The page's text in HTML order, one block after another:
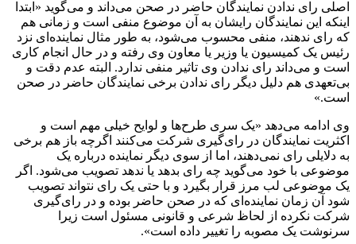
اصلی رای ندادن نمایندگان حاضر در صحن می‌داند و می‌گوید «ابتدا
اینکه این نمایندگان رایشان به آن موضوع منفی است و زمانی هم
که رای ندهند، منفی محسوب می‌شود، به طور مثال نماینده‌ای نزد
رئیس یک کمیسیون یا وزیر یا معاون وی رفته و در حال انجام کاری
است و می‌داند رای ندادن وی تاثیر منفی ندارد. البته عدم دقت و
بی‌تعهدی هم دلیل دیگر رای ندادن برخی نمایندگان حاضر در صحن
است.»
وی ادامه می‌دهد «یک سری طرح‌ها و لوایح خیلی مهم است و
اکثریت نمایندگان در رای‌گیری شرکت می‌کنند اگرچه باز هم برخی
به دلایلی رای نمی‌دهند، اما از سوی دیگر نماینده درباره یک
موضوعی با خود می‌گوید چه رای بدهد یا ندهد تصویب می‌شود. اگر
یک موضوعی لب مرز قرار بگیرد و با حتی یک رای نتواند تصویب
شود آن زمان نماینده‌ای که در صحن حاضر بوده و در رای‌گیری
شرکت نکرده از لحاظ شرعی و قانونی مسئول است زیرا
سرنوشت یک مصوبه را تغییر داده است».